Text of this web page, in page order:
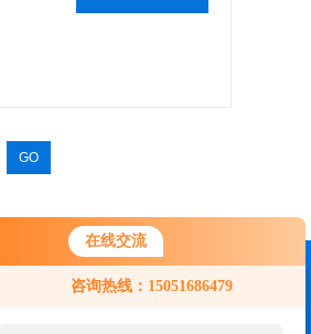
在线交流
咨询热线：15051686479
您好！欢迎前来咨询，很高兴为您
服务，请问您要咨询什么问题呢？
联系我们